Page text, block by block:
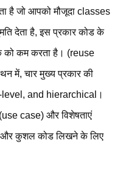
है जो आपको मौजूदा classes
देता है, इस प्रकार कोड के
को कम करता है। (reuse
में, चार मुख्य प्रकार की
level, and hierarchical।
case) और विशेषताएं
और कुशल कोड लिखने के लिए